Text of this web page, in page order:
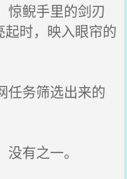
鲵手里的剑刃
时，映入眼帘的
务筛选出来的
有之一。